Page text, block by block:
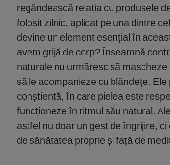
regândească relația cu produsele
folosit zilnic, aplicat pe una dintre
devine un element esențial în
avem grijă de corp? Înseamnă
naturale nu urmăresc să
să le acompanieze cu blândețe.
conștientă, în care pielea este
funcționeze în ritmul său natural.
astfel nu doar un gest de îngrijire,
de sănătatea proprie și față de